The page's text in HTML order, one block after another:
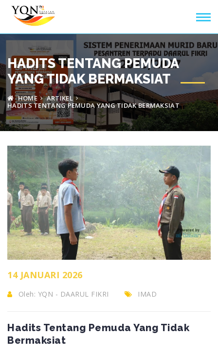
HADITS TENTANG PEMUDA
YANG TIDAK BERMAKSIAT
HOME
ARTIKEL
HADITS TENTANG PEMUDA YANG TIDAK BERMAKSIAT
14 JANUARI 2026
Oleh: YQN - DAARUL FIKRI IMAD
Hadits Tentang Pemuda Yang Tidak
Bermaksiat